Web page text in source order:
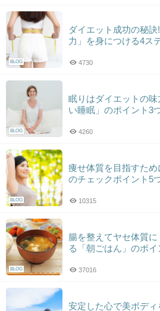
BLOG
ダイエット成功の秘
力」を身につける4ス
4730
BLOG
眠りはダイエットの
い睡眠」のポイント3
4260
BLOG
痩せ体質を目指すため
のチェックポイント5
10315
BLOG
腸を整えてヤセ体質
る「朝ごはん」のポイ
37016
安定した心で美ボデ